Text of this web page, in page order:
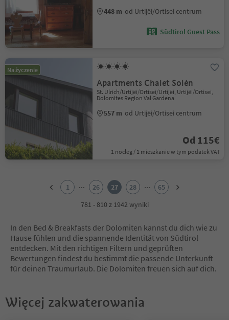
448 m od Urtijëi/Ortisei centrum
Südtirol Guest Pass
Na życzenie
Apartments Chalet Solèn
St. Ulrich/Urtijëi/Ortisei/Urtijëi, Urtijëi/Ortisei,
Dolomites Region Val Gardena
557 m od Urtijëi/Ortisei centrum
Od 115€
1 nocleg / 1 mieszkanie w tym podatek VAT
10
11
13
14
1 ... 26 27 28 ...
65
781 - 810 z 1942 wyniki
In den Bed & Breakfasts der Dolomiten kannst du dich wie zu
Hause fühlen und die spannende Identität von Südtirol
entdecken. Mit den richtigen Filtern und geprüften
Bewertungen findest du bestimmt die passende Unterkunft
für deinen Traumurlaub. Die Dolomiten freuen sich auf dich.
Więcej zakwaterowania